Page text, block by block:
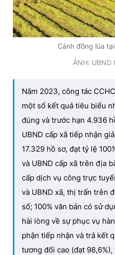
Cánh đồng lúa
ẢNH: UBND
Năm 2023, công tác
một số kết quả tiêu biểu
đúng và trước hạn 4.936
UBND cấp xã tiếp nhận
17.329 hồ sơ, đạt tỷ lệ
và UBND cấp xã trên địa
cấp dịch vụ công trực
và UBND xã, thị trấn trên
số; 100% văn bản có sử
hài lòng về sự phục vụ
phận tiếp nhận và trả kết
tương đối cao (đạt